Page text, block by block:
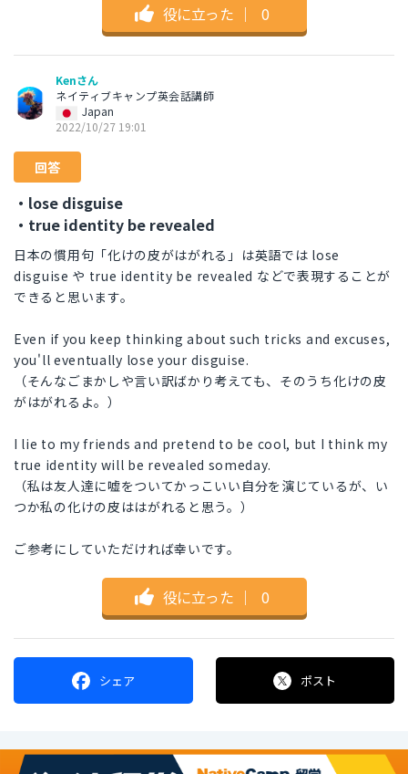
役に立った ｜ 0
Kenさん
ネイティブキャンプ英会話講師
Japan
2022/10/27 19:01
回答
・lose disguise
・true identity be revealed
日本の慣用句「化けの皮がはがれる」は英語では lose
disguise や true identity be revealed などで表現することが
できると思います。
Even if you keep thinking about such tricks and excuses,
you'll eventually lose your disguise.
（そんなごまかしや言い訳ばかり考えても、そのうち化けの皮
がはがれるよ。）
I lie to my friends and pretend to be cool, but I think my
true identity will be revealed someday.
（私は友人達に嘘をついてかっこいい自分を演じているが、い
つか私の化けの皮ははがれると思う。）
ご参考にしていただければ幸いです。
役に立った ｜ 0
シェア ポスト